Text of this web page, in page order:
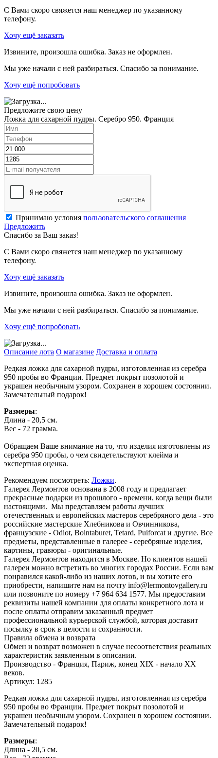
С Вами скоро свяжется наш менеджер по указанному
телефону.
Хочу ещё заказать
Извините, произошла ошибка. Заказ не оформлен.
Мы уже начали с ней разбираться. Спасибо за понимание.
Хочу ещё попробовать
Предложите свою цену
Ложка для сахарной пудры. Серебро 950. Франция
Принимаю условия пользовательского соглашения
Предложить
Спасибо за Ваш заказ!
С Вами скоро свяжется наш менеджер по указанному
телефону.
Хочу ещё заказать
Извините, произошла ошибка. Заказ не оформлен.
Мы уже начали с ней разбираться. Спасибо за понимание.
Хочу ещё попробовать
Описание лота О магазине Доставка и оплата
Редкая ложка для сахарной пудры, изготовленная из серебра
950 пробы во Франции. Предмет покрыт позолотой и
украшен необычным узором. Сохранен в хорошем состоянии.
Замечательный подарок!
Размеры:
Длина - 20,5 см.
Вес - 72 грамма.
Обращаем Ваше внимание на то, что изделия изготовлены из
серебра 950 пробы, о чем свидетельствуют клейма и
экспертная оценка.
Рекомендуем посмотреть: Ложки.
Галерея Лермонтов основана в 2008 году и предлагает
прекрасные подарки из прошлого - времени, когда вещи были
настоящими. Мы представляем работы лучших
отечественных и европейских мастеров серебряного дела - это
российские мастерские Хлебникова и Овчинникова,
французские - Odiot, Bointaburet, Tetard, Puiforcat и другие. Все
предметы, представленные в галерее - серебряные изделия,
картины, гравюры - оригинальные.
Галерея Лермонтов находится в Москве. Но клиентов нашей
галереи можно встретить во многих городах России. Если вам
понравился какой-либо из наших лотов, и вы хотите его
приобрести, напишите нам на почту info@lermontovgallery.ru
или позвоните по номеру +7 964 634 1577. Мы предоставим
реквизиты нашей компании для оплаты конкретного лота и
после оплаты отправим заказанный предмет
профессиональной курьерской службой, которая доставит
посылку в срок в целости и сохранности.
Правила обмена и возврата
Обмен и возврат возможен в случае несоответствия реальных
характеристик заявленным в описании.
Производство - Франция, Париж, конец XIX - начало XX
веков.
Артикул: 1285
Редкая ложка для сахарной пудры, изготовленная из серебра
950 пробы во Франции. Предмет покрыт позолотой и
украшен необычным узором. Сохранен в хорошем состоянии.
Замечательный подарок!
Размеры:
Длина - 20,5 см.